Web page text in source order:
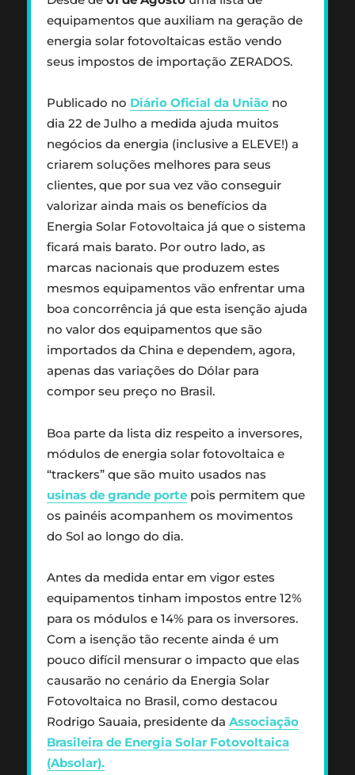
equipamentos que auxiliam na geração de
energia solar fotovoltaicas estão vendo
seus impostos de importação ZERADOS.
Publicado no Diário Oficial da União no
dia 22 de Julho a medida ajuda muitos
negócios da energia (inclusive a ELEVE!) a
criarem soluções melhores para seus
clientes, que por sua vez vão conseguir
valorizar ainda mais os benefícios da
Energia Solar Fotovoltaica já que o sistema
ficará mais barato. Por outro lado, as
marcas nacionais que produzem estes
mesmos equipamentos vão enfrentar uma
boa concorrência já que esta isenção ajuda
no valor dos equipamentos que são
importados da China e dependem, agora,
apenas das variações do Dólar para
compor seu preço no Brasil.
Boa parte da lista diz respeito a inversores,
módulos de energia solar fotovoltaica e
“trackers” que são muito usados nas
usinas de grande porte pois permitem que
os painéis acompanhem os movimentos
do Sol ao longo do dia.
Antes da medida entar em vigor estes
equipamentos tinham impostos entre 12%
para os módulos e 14% para os inversores.
Com a isenção tão recente ainda é um
pouco difícil mensurar o impacto que elas
causarão no cenário da Energia Solar
Fotovoltaica no Brasil, como destacou
Rodrigo Sauaia, presidente daAssociação
Brasileira de Energia Solar Fotovoltaica
(Absolar).